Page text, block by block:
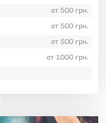
от 500 грн.
от 500 грн.
от 500 грн.
от 1000 грн.